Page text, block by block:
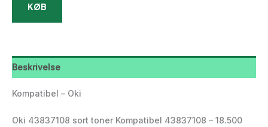
KØB
Beskrivelse
Kompatibel – Oki
Oki 43837108 sort toner Kompatibel 43837108 – 18.500